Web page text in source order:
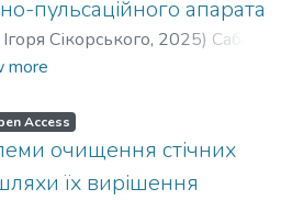
пульсаційного апарата
Сікорського, 2025) Саблій,
О. М.
more
Access
очищення стічних
їх вирішення